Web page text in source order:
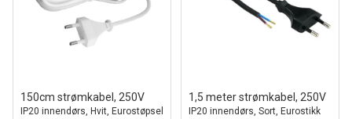
150cm strømkabel, 250V
IP20 innendørs, Hvit, Eurostøpsel
1,5 meter strømkabel, 250V
IP20 innendørs, Sort, Eurostikk